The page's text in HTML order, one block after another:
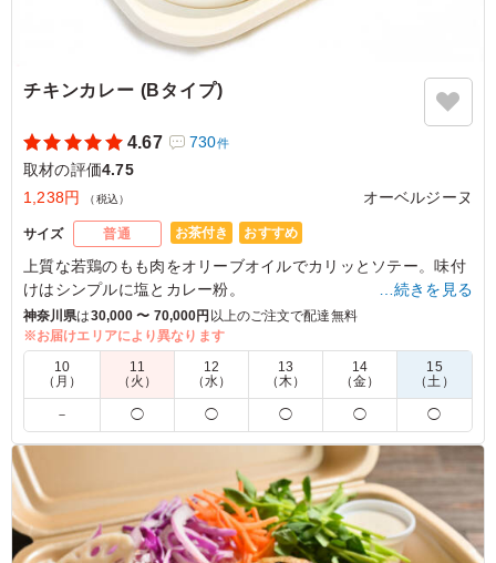
りボリューム満点で満足できるお弁当でした。
ご利用シーン：ロケ・撮影›取材
チキンカレー (Bタイプ)
4.67 730件
取材の評価4.75
1,238円
（税込） オーベルジーヌ
サイズ 普通 お茶付き おすすめ
上質な若鶏のもも肉をオリーブオイルでカリッとソテー。味付
けはシンプルに塩とカレー粉。
コクのある欧風カレーと香ばしいチキンの相性は抜群。
リピーターさんも多い人気メニューです。
※喫食までにバターが溶けてしまう場合がございます。冷蔵庫
等で保管できるご用意をお願い致します。
※オプションにて店舗ロゴ入りの紙のスリーブケース(化粧箱)
をご用意しております。ご希望の際は下記「ご飯の種類」プル
ダウンよりご選択ください。
また、画像サンプルはカテゴリ：「オプション」内の「スリー
ブケース(化粧箱)」をご参照ください。各商品共通のケースと
なります。
…続きを見る
神奈川県は30,000 〜 70,000円 以上のご注文で配達無料
※お届けエリアにより異なります
10
（月）
11
（火）
12
（水）
13
（木）
14
（金）
15
（土）
－ ◯ ◯ ◯ ◯ ◯